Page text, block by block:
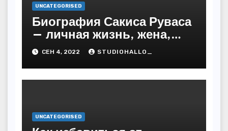
UNCATEGORISED
Биография Сакиса Руваса
— личная жизнь, жена,
дети. Главные моменты в
жизни и карьере
греческого певца
СЕН 4, 2022 STUDIOHALLO_
UNCATEGORISED